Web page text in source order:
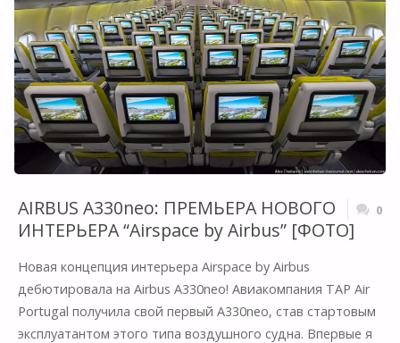
БОРТОВЫХ
РАЗВЛЕЧЕНИЙ
НА
БОРТУ
САМОЛЕТА"
AIRBUS A330neo: ПРЕМЬЕРА НОВОГО
ИНТЕРЬЕРА “Airspace by Airbus” [ФОТО]
0
Новая концепция интерьера Airspace by Airbus
дебютировала на Airbus A330neo! Авиакомпания TAP Air
Portugal получила свой первый A330neo, став стартовым
эксплуатантом этого типа воздушного судна. Впервые я